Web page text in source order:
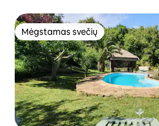
Mėgstamas svečių
Mėgstamas svečių